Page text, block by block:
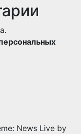
News Live by